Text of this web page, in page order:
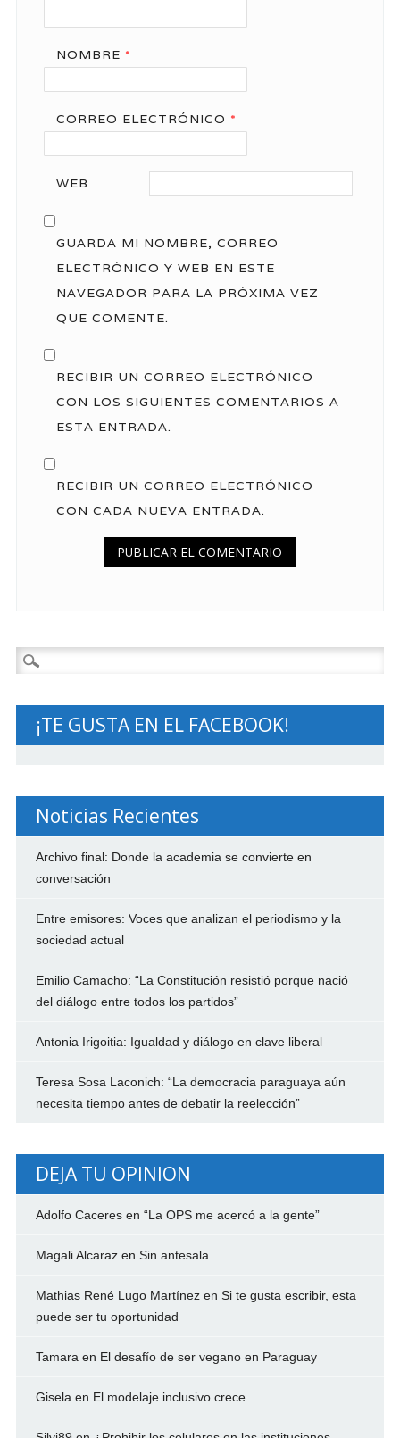
NOMBRE *
CORREO ELECTRÓNICO *
WEB
GUARDA MI NOMBRE, CORREO
ELECTRÓNICO Y WEB EN ESTE
NAVEGADOR PARA LA PRÓXIMA VEZ
QUE COMENTE.
RECIBIR UN CORREO ELECTRÓNICO
CON LOS SIGUIENTES COMENTARIOS A
ESTA ENTRADA.
RECIBIR UN CORREO ELECTRÓNICO
CON CADA NUEVA ENTRADA.
Buscar:
¡TE GUSTA EN EL FACEBOOK!
Noticias Recientes
Archivo final: Donde la academia se convierte en
conversación
Entre emisores: Voces que analizan el periodismo y la
sociedad actual
Emilio Camacho: “La Constitución resistió porque nació
del diálogo entre todos los partidos”
Antonia Irigoitia: Igualdad y diálogo en clave liberal
Teresa Sosa Laconich: “La democracia paraguaya aún
necesita tiempo antes de debatir la reelección”
DEJA TU OPINION
Adolfo Caceresen “La OPS me acercó a la gente”
Magali Alcarazen Sin antesala…
Mathias René Lugo Martínezen Si te gusta escribir, esta
puede ser tu oportunidad
Tamara en El desafío de ser vegano en Paraguay
Gisela en El modelaje inclusivo crece